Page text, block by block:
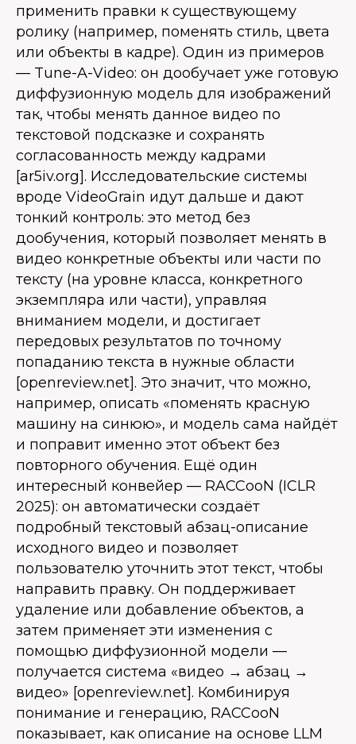
применить правки к существующему
ролику (например, поменять стиль, цвета
или объекты в кадре). Один из примеров
— Tune-A-Video: он дообучает уже готовую
диффузионную модель для изображений
так, чтобы менять данное видео по
текстовой подсказке и сохранять
согласованность между кадрами
[ar5iv.org]. Исследовательские системы
вроде VideoGrain идут дальше и дают
тонкий контроль: это метод без
дообучения, который позволяет менять в
видео конкретные объекты или части по
тексту (на уровне класса, конкретного
экземпляра или части), управляя
вниманием модели, и достигает
передовых результатов по точному
попаданию текста в нужные области
[openreview.net]. Это значит, что можно,
например, описать «поменять красную
машину на синюю», и модель сама найдёт
и поправит именно этот объект без
повторного обучения. Ещё один
интересный конвейер — RACCooN (ICLR
2025): он автоматически создаёт
подробный текстовый абзац-описание
исходного видео и позволяет
пользователю уточнить этот текст, чтобы
направить правку. Он поддерживает
удаление или добавление объектов, а
затем применяет эти изменения с
помощью диффузионной модели —
получается система «видео → абзац →
видео» [openreview.net]. Комбинируя
понимание и генерацию, RACCooN
показывает, как описание на основе LLM